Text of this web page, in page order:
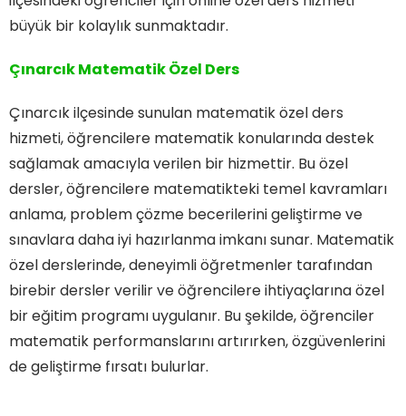
büyük bir kolaylık sunmaktadır.
Çınarcık Matematik Özel Ders
Çınarcık ilçesinde sunulan matematik özel ders
hizmeti, öğrencilere matematik konularında destek
sağlamak amacıyla verilen bir hizmettir. Bu özel
dersler, öğrencilere matematikteki temel kavramları
anlama, problem çözme becerilerini geliştirme ve
sınavlara daha iyi hazırlanma imkanı sunar. Matematik
özel derslerinde, deneyimli öğretmenler tarafından
birebir dersler verilir ve öğrencilere ihtiyaçlarına özel
bir eğitim programı uygulanır. Bu şekilde, öğrenciler
matematik performanslarını artırırken, özgüvenlerini
de geliştirme fırsatı bulurlar.